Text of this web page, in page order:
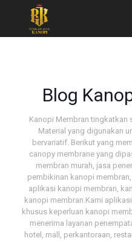
Blog
Kanopi Membran tingkatkan
Material yang digunakan
bervariatif. Berikut yang
canopy membrane yang
membran murah, jasa
pembikinan kanopi
aplikasi kanopi membran,
kanopi membran.Kami
khusus keperluan kanopi
menerima layanan
hotel, mall, perkantoraan,